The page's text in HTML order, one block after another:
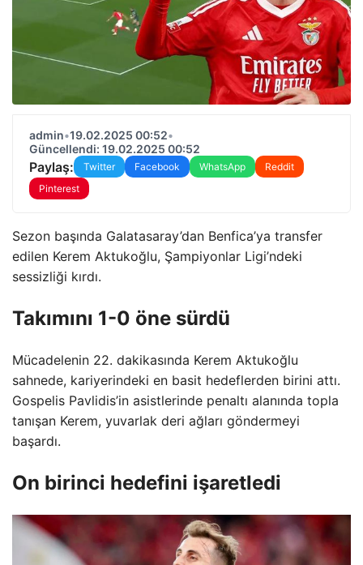
admin•19.02.2025 00:52•
Güncellendi: 19.02.2025 00:52
Paylaş: Twitter Facebook WhatsApp
Reddit
Pinterest
Sezon başında Galatasaray’dan Benfica’ya transfer
edilen Kerem Aktukoğlu, Şampiyonlar Ligi’ndeki
sessizliği kırdı.
Takımını 1-0 öne sürdü
Mücadelenin 22. dakikasında Kerem Aktukoğlu
sahnede, kariyerindeki en basit hedeflerden birini attı.
Gospelis Pavlidis’in asistlerinde penaltı alanında topla
tanışan Kerem, yuvarlak deri ağları göndermeyi
başardı.
On birinci hedefini işaretledi